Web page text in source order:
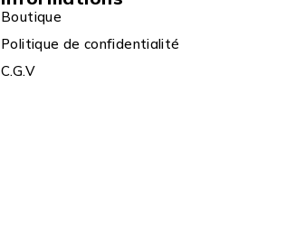
Boutique
Politique de confidentialité
C.G.V